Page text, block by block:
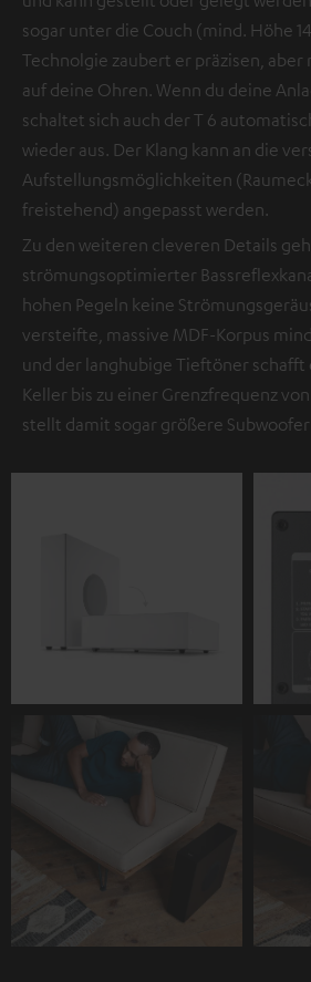
sogar unter die Couch (mind. Höhe
Technolgie zaubert er präzisen, aber
auf deine Ohren. Wenn du deine
schaltet sich auch der T 6
wieder aus. Der Klang kann an die
Aufstellungsmöglichkeiten
freistehend) angepasst werden.
Zu den weiteren cleveren Details
strömungsoptimierter
hohen Pegeln keine
versteifte, massive MDF-Korpus
und der langhubige Tieftöner schafft
Keller bis zu einer Grenzfrequenz
stellt damit sogar größere